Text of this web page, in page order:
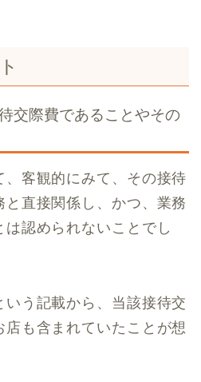
交際費であることやその
客観的にみて、その接待
直接関係し、かつ、業務
認められないことでし
う記載から、当該接待交
も含まれていたことが想